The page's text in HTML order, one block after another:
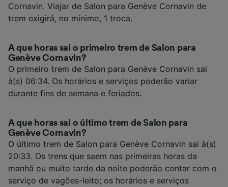
Cornavin. Viajar de Salon para Genève Cornavin de
trem exigirá, no mínimo, 1 troca.
A que horas sai o primeiro trem de Salon para
Genève Cornavin?
O primeiro trem de Salon para Genève Cornavin sai
à(s) 06:34. Os horários e serviços poderão variar
durante fins de semana e feriados.
A que horas sai o último trem de Salon para
Genève Cornavin?
O último trem de Salon para Genève Cornavin sai à(s)
20:33. Os trens que saem nas primeiras horas da
manhã ou muito tarde da noite poderão contar com o
serviço de vagões-leito; os horários e serviços